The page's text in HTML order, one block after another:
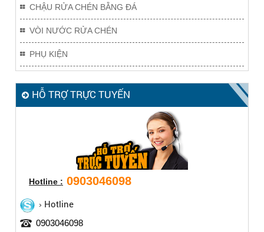
CHẬU RỬA CHÉN BẰNG ĐÁ
VÒI NƯỚC RỬA CHÉN
PHỤ KIỆN
HỖ TRỢ TRỰC TUYẾN
Hotline : 0903046098
Hotline
0903046098